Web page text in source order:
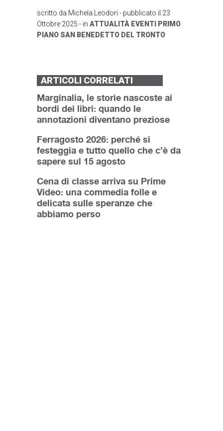
scritto da Michela Leodori - pubblicato il 23
Ottobre 2025 - in ATTUALITÀ EVENTI
PRIMO
PIANO SAN BENEDETTO DEL TRONTO
ARTICOLI CORRELATI
Marginalia, le storie nascoste ai
bordi dei libri: quando le
annotazioni diventano preziose
Ferragosto 2026: perché si
festeggia e tutto quello che c’è da
sapere sul 15 agosto
Cena di classe arriva su Prime
Video: una commedia folle e
delicata sulle speranze che
abbiamo perso